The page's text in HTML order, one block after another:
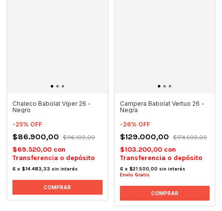
Chaleco Babolat Viper 26 -
Negro
-25% OFF
$86.900,00 $116.100,00
$69.520,00 con
Transferencia o depósito
6 x $14.483,33 sin interés
COMPRAR
Campera Babolat Vertuo 26 -
Negra
-26% OFF
$129.000,00 $174.500,00
$103.200,00 con
Transferencia o depósito
6 x $21.500,00 sin interés
Envío Gratis
COMPRAR